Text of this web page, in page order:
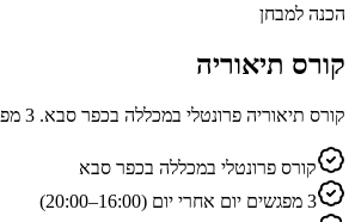
הכנה למבחן
קורס תיאוריה
קורס תיאוריה פרונטלי במכללה בכפר סבא. 3 מפגשים יום אחרי יום, 12 שעות לימוד, כולל ערכת לימוד. מחיר 750 ₪; לסוגרים חבילת רכב פרטי — 350 ₪ בלבד.
קורס פרונטלי במכללה בכפר סבא
3 מפגשים יום אחרי יום (16:00–20:00)